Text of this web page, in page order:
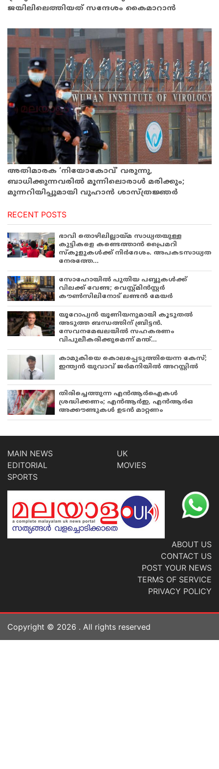
ജയിലിലെത്തിയത് സന്ദേശം കൈമാറാന്‍
അതിമാരക ‘നിയോകോവ്’ വരുന്നു,
ബാധിക്കുന്നവരിൽ മൂന്നിലൊരാൾ മരിക്കും;
മുന്നറിയിപ്പുമായി വുഹാൻ ശാസ്​ത്രജ്ഞർ
RECENT POSTS
ഭാവി തൊഴിലില്ലായ്മ സാധ്യതയുള്ള
കുട്ടികളെ കണ്ടെത്താൻ പ്രൈമറി
സ്കൂളുകൾക്ക് നിർദേശം. അപകടസാധ്യത
നേരത്തേ...
സോഹോയിൽ പുതിയ പബ്ബുകൾക്ക്
വിലക്ക് വേണ്ട; വെസ്റ്റ്മിൻസ്റ്റർ
കൗൺസിലിനോട് ലണ്ടൻ മേയർ
യൂറോപ്യൻ യൂണിയനുമായി കൂടുതൽ
അടുത്ത ബന്ധത്തിന് ബ്രിട്ടൻ.
സേവനമേഖലയിൽ സഹകരണം
വിപുലീകരിക്കുമെന്ന് മന്ത്...
കാമുകിയെ കൊലപ്പെടുത്തിയെന്ന കേസ്;
ഇന്ത്യൻ യുവാവ് ജർമനിയിൽ അറസ്റ്റിൽ
തിരിച്ചെത്തുന്ന എൻആർഐകൾ
ശ്രദ്ധിക്കണം; എൻആർഇ, എൻആർഒ
അക്കൗണ്ടുകൾ ഉടൻ മാറ്റണം
MAIN NEWS
EDITORIAL
SPORTS
UK
MOVIES
ABOUT US
CONTACT US
POST YOUR NEWS
TERMS OF SERVICE
PRIVACY POLICY
Copyright © 2026 . All rights reserved